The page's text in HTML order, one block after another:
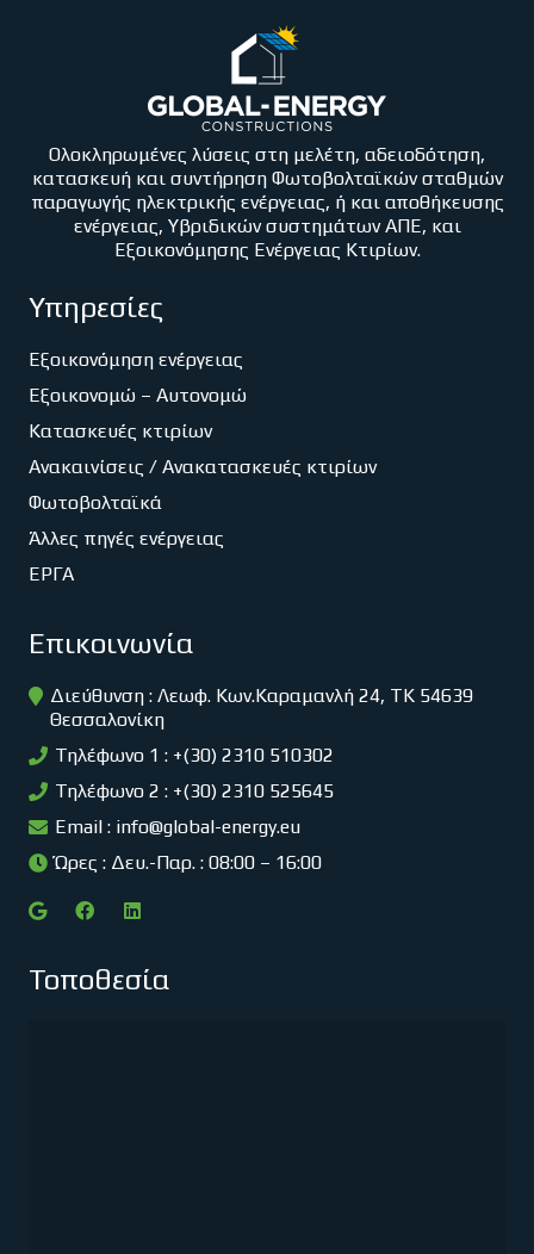
Ολοκληρωμένες λύσεις στη μελέτη, αδειοδότηση,
κατασκευή και συντήρηση Φωτοβολταϊκών σταθμών
παραγωγής ηλεκτρικής ενέργειας, ή και αποθήκευσης
ενέργειας, Υβριδικών συστημάτων ΑΠΕ, και
Εξοικονόμησης Ενέργειας Κτιρίων.
Υπηρεσίες
Εξοικονόμηση ενέργειας
Εξοικονομώ – Αυτονομώ
Κατασκευές κτιρίων
Ανακαινίσεις / Ανακατασκευές κτιρίων
Φωτοβολταϊκά
Άλλες πηγές ενέργειας
ΕΡΓΑ
Επικοινωνία
Διεύθυνση : Λεωφ. Κων.Καραμανλή 24, ΤΚ 54639
Θεσσαλονίκη
Τηλέφωνο 1 : +(30) 2310 510302
Τηλέφωνο 2 : +(30) 2310 525645
Email : info@global-energy.eu
Ώρες : Δευ.-Παρ. : 08:00 – 16:00
Τοποθεσία